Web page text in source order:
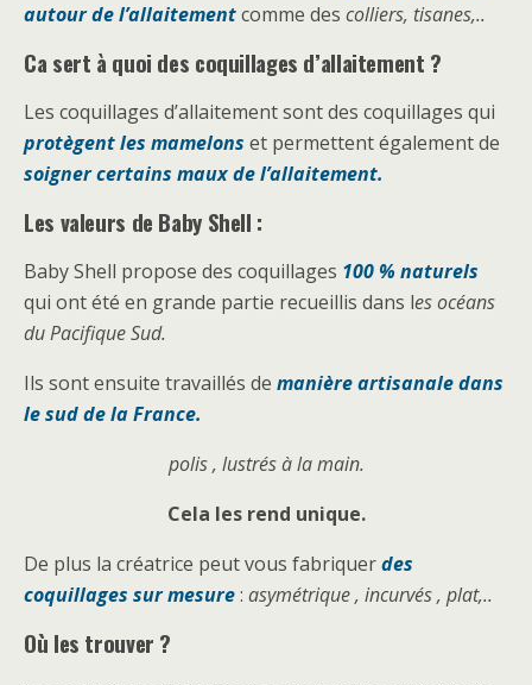
autour de l’allaitementcomme des colliers, tisanes,..
Ca sert à quoi des coquillages d’allaitement ?
Les coquillages d’allaitement sont des coquillages qui
protègent les mamelons et permettent également de
soigner certains maux de l’allaitement.
Les valeurs de Baby Shell :
Baby Shell propose des coquillages 100 % naturels
qui ont été en grande partie recueillis dans les océans
du Pacifique Sud.
Ils sont ensuite travaillés de manière artisanale dans
le sud de la France.
polis , lustrés à la main.
Cela les rend unique.
De plus la créatrice peut vous fabriquerdes
coquillages sur mesure: asymétrique , incurvés , plat,..
Où les trouver ?